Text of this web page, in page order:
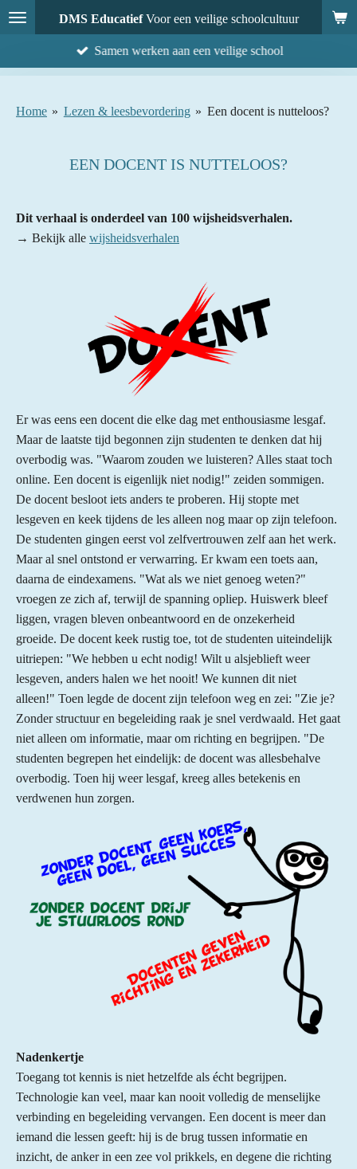
Ga
direct
DMS EducatiefVoor een veilige schoolcultuur
Samen werken aan een veilige school
Home » Lezen & leesbevordering » Een docent is nutteloos?
EEN DOCENT IS NUTTELOOS?
Dit verhaal is onderdeel van 100 wijsheidsverhalen.
→ Bekijk alle wijsheidsverhalen
Er was eens een docent die elke dag met enthousiasme lesgaf.
Maar de laatste tijd begonnen zijn studenten te denken dat hij
overbodig was. "Waarom zouden we luisteren? Alles staat toch
online. Een docent is eigenlijk niet nodig!" zeiden sommigen.
De docent besloot iets anders te proberen. Hij stopte met
lesgeven en keek tijdens de les alleen nog maar op zijn telefoon.
De studenten gingen eerst vol zelfvertrouwen zelf aan het werk.
Maar al snel ontstond er verwarring. Er kwam een toets aan,
daarna de eindexamens. "Wat als we niet genoeg weten?"
vroegen ze zich af, terwijl de spanning opliep. Huiswerk bleef
liggen, vragen bleven onbeantwoord en de onzekerheid
groeide. De docent keek rustig toe, tot de studenten uiteindelijk
uitriepen: "We hebben u echt nodig! Wilt u alsjeblieft weer
lesgeven, anders halen we het nooit! We kunnen dit niet
alleen!" Toen legde de docent zijn telefoon weg en zei: "Zie je?
Zonder structuur en begeleiding raak je snel verdwaald. Het gaat
niet alleen om informatie, maar om richting en begrijpen. "De
studenten begrepen het eindelijk: de docent was allesbehalve
overbodig. Toen hij weer lesgaf, kreeg alles betekenis en
verdwenen hun zorgen.
Nadenkertje
Toegang tot kennis is niet hetzelfde als écht begrijpen.
Technologie kan veel, maar kan nooit volledig de menselijke
verbinding en begeleiding vervangen. Een docent is meer dan
iemand die lessen geeft: hij is de brug tussen informatie en
inzicht, de anker in een zee vol prikkels, en degene die richting